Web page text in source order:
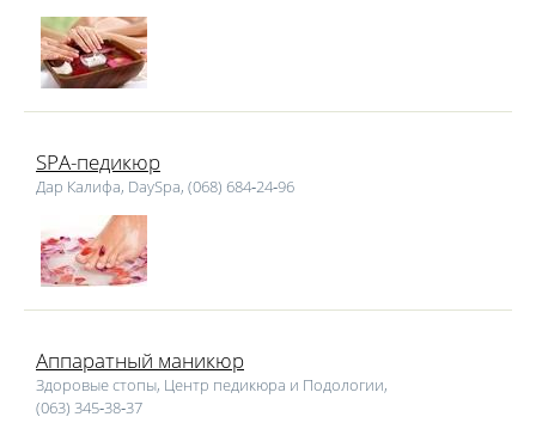
SPA-педикюр
Дар Калифа, DaySpa, (068) 684‑24‑96
Аппаратный маникюр
Здоровые стопы, Центр педикюра и Подологии,
(063) 345‑38‑37